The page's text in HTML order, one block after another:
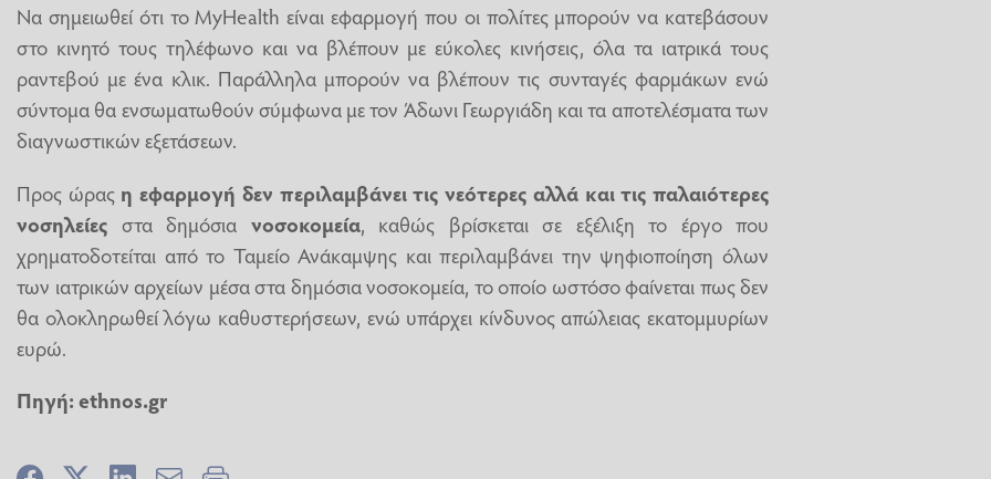
Να σημειωθεί ότι το MyHealth είναι εφαρμογή που οι πολίτες μπορούν να κατεβάσουν
στο κινητό τους τηλέφωνο και να βλέπουν με εύκολες κινήσεις, όλα τα ιατρικά τους
ραντεβού με ένα κλικ. Παράλληλα μπορούν να βλέπουν τις συνταγές φαρμάκων ενώ
σύντομα θα ενσωματωθούν σύμφωνα με τον Άδωνι Γεωργιάδη και τα αποτελέσματα των
διαγνωστικών εξετάσεων.
Προς ώρας η εφαρμογή δεν περιλαμβάνει τις νεότερες αλλά και τις παλαιότερες
νοσηλείες στα δημόσια νοσοκομεία, καθώς βρίσκεται σε εξέλιξη το έργο που
χρηματοδοτείται από το Ταμείο Ανάκαμψης και περιλαμβάνει την ψηφιοποίηση όλων
των ιατρικών αρχείων μέσα στα δημόσια νοσοκομεία, το οποίο ωστόσο φαίνεται πως δεν
θα ολοκληρωθεί λόγω καθυστερήσεων, ενώ υπάρχει κίνδυνος απώλειας εκατομμυρίων
ευρώ.
Πηγή: ethnos.gr